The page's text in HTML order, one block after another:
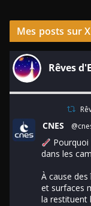
Mes posts sur X
Rêves
CNES
dans les
À cause
et surfaces
la restituent